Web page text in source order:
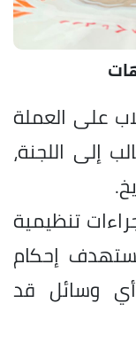
على العملة
إلى اللجنة،
تنظيمية
إحكام
وسائل قد